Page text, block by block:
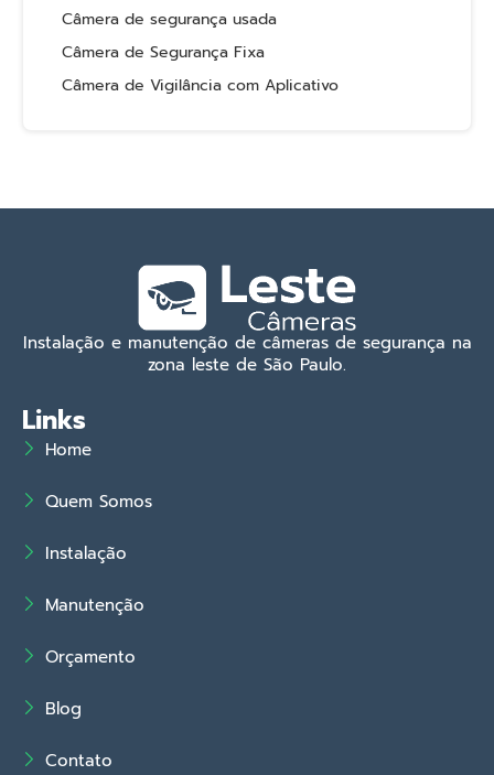
Câmera de segurança usada
Câmera de Segurança Fixa
Câmera de Vigilância com Aplicativo
Instalação e manutenção de câmeras de segurança na
zona leste de São Paulo.
Links
Home
Quem Somos
Instalação
Manutenção
Orçamento
Blog
Contato